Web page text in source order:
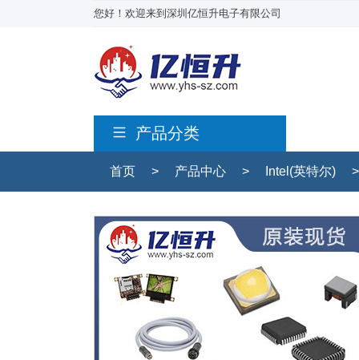
您好！欢迎来到深圳亿恒升电子有限公司
产品分类
首页 > 产品中心 > Intel(英特尔) >